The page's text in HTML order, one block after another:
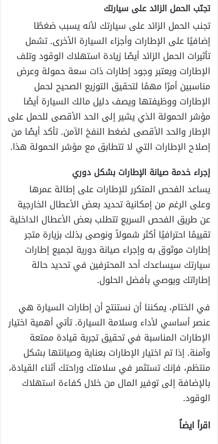
تجنّب الحمل الزائد على سيارتك
تجنب الحمل الزائد على سيارتك لأنه يسبب ضغطًا
إضافيًا على الإطارات وأجزاء السيارة الأخرى. تشمل
تأثيرات الحمل الزائد أيضًا زيادة استهلاك الوقود وتلف
الإطارات ويعتبر وجود إطارات ذات سعة حمولة وعرض
مناسبين أمرًا مهمًا لتحقيق التوزيع الصحيح لحمل
الإطارات ووظيفتها ويصف دليل مالك السيارة أيضًا
مؤشر الحمولة الذي يشير إلى الحد الأقصى للحمل على
الإطار والحد الأقصى لضغط النفخ الآمن. تأكد أيضًا من
إصلاح الإطارات التي لا تتطابق مع مؤشر الحمولة هذا.
إجراء خدمة صيانة الإطارات بشكل دوري
يساعد الفحص المتكرر للإطارات على إطالة عمرها
وعلى الرغم من إمكانية تحديد بعض الأعطال الخارجية
عن طريق الفحص السريع تتطلب بعض الأعطال الداخلية
تقييمًا احترافيًا أكثر شمولاً ونوصى بذلك بزيارة متجر
إطارات موثوق به وإجراء صيانة دورية لجميع إطارات
سيارتك سيساعدك أحد المحترفين في تحديد حالة
إطاراتك ويوصي بأفضل الحلول.
في الختام، يمكننا أن نستنتج أن إطارات السيارة هي
عنصر أساسي لأداء وسلامة السيارة. تأتي أهمية اختيار
الإطارات المناسبة في تحقيق تجربة قيادة ممتعة
وآمنة. إذا تم اختيار الإطارات بعناية وصيانتها بشكل
منتظم، فإنك تستثمر في سلامتك وراحتك أثناء القيادة،
بالإضافة إلى توفير المال من خلال كفاءة استهلاك
الوقود.
اقرأ ايضاً